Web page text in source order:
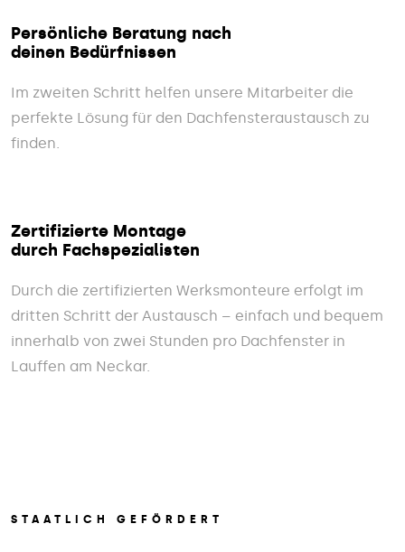
Persönliche Beratung nach
deinen Bedürfnissen
Im zweiten Schritt helfen unsere Mitarbeiter die
perfekte Lösung für den Dachfensteraustausch zu
finden.
Zertifizierte Montage
durch Fachspezialisten
Durch die zertifizierten Werksmonteure erfolgt im
dritten Schritt der Austausch – einfach und bequem
innerhalb von zwei Stunden pro Dachfenster in
Lauffen am Neckar.
STAATLICH GEFÖRDERT